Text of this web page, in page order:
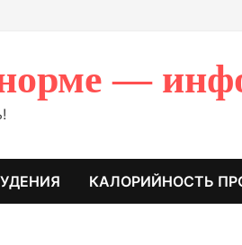
—
КАЛОРИЙНОСТЬ